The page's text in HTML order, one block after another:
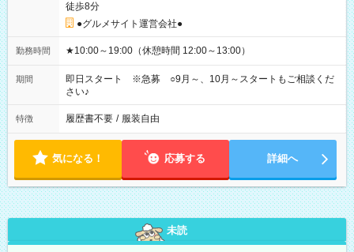
徒歩8分
●グルメサイト運営会社●
勤務時間 ★10:00～19:00（休憩時間 12:00～13:00）
期間
即日スタート ※急募 ○9月～、10月～スタートもご相談くだ
さい♪
特徴 履歴書不要 / 服装自由
気になる！ 応募する 詳細へ
未読